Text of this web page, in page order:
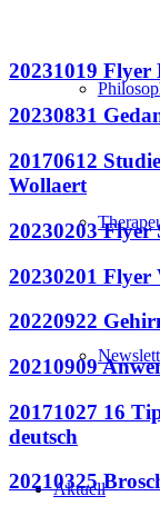
Aktuell
20231019 Flyer
20230831
20170612
Wollaert
20230203 Flyer
20230201 Flyer
20220922
20210909
20171027 16
deutsch
20210325